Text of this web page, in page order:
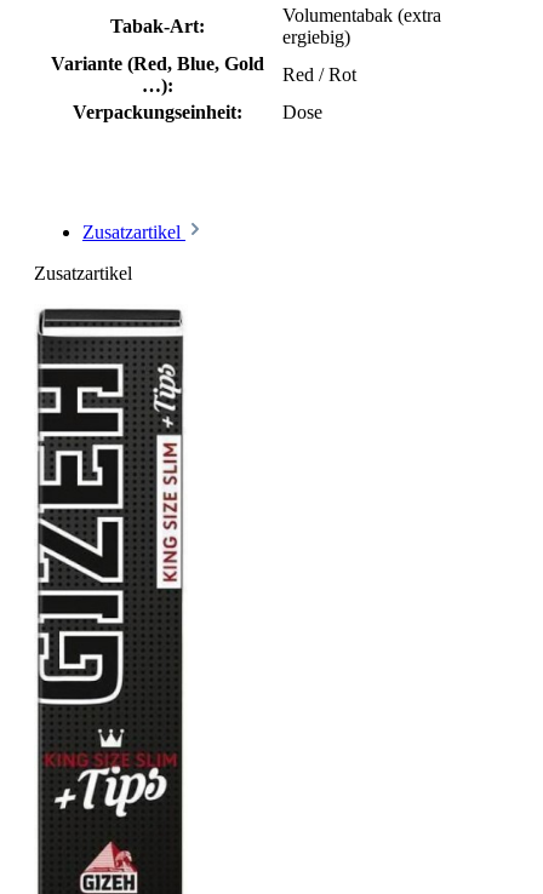
Tabak-Art:
Volumentabak (extra
ergiebig)
Variante (Red, Blue, Gold
…):
Red / Rot
Verpackungseinheit:
Dose
Zusatzartikel
Zusatzartikel